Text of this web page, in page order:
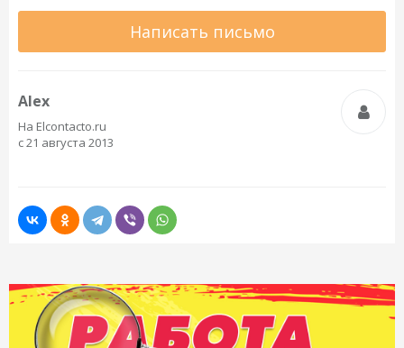
Написать письмо
Alex
На Elcontacto.ru
с 21 августа 2013